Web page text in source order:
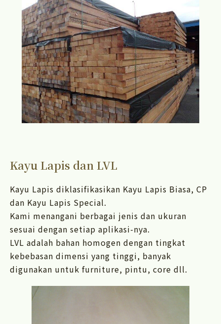
Kayu Lapis dan LVL
Kayu Lapis diklasifikasikan Kayu Lapis Biasa, CP
dan Kayu Lapis Special.
Kami menangani berbagai jenis dan ukuran
sesuai dengan setiap aplikasi-nya.
LVL adalah bahan homogen dengan tingkat
kebebasan dimensi yang tinggi, banyak
digunakan untuk furniture, pintu, core dll.